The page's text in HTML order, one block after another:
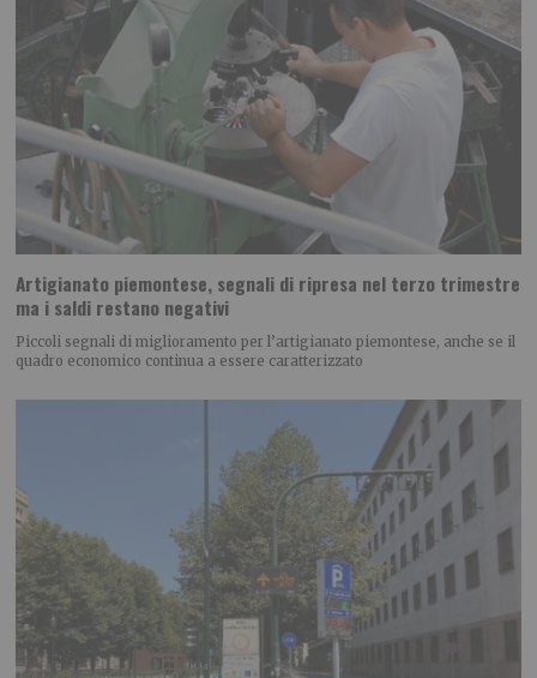
Artigianato piemontese, segnali di ripresa nel terzo trimestre
ma i saldi restano negativi
Piccoli segnali di miglioramento per l’artigianato piemontese, anche se il
quadro economico continua a essere caratterizzato